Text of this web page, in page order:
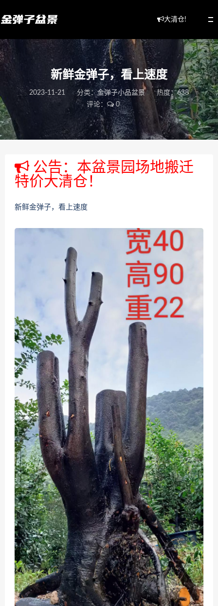
大清仓!
新鲜金弹子，看上速度
2023-11-21 分类：金弹子小品盆景
热度：638
评论：
0
公告：本盆景园场地搬迁
特价大清仓！
新鲜金弹子，看上速度